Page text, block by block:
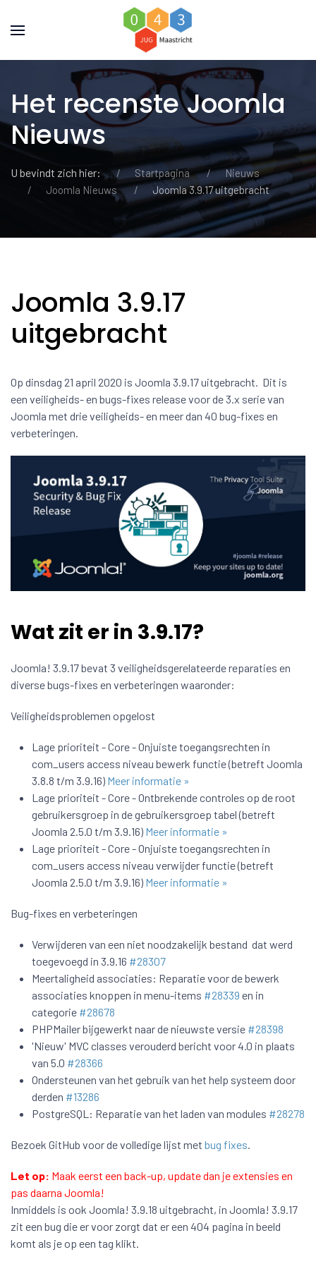
Het recenste Joomla
Nieuws
U bevindt zich hier: Startpagina
Nieuws
Joomla Nieuws
Joomla 3.9.17 uitgebracht
Joomla 3.9.17
uitgebracht
Op dinsdag 21 april 2020 is Joomla 3.9.17 uitgebracht. Dit is
een veiligheids- en bugs-fixes release voor de 3.x serie van
Joomla met drie veiligheids- en meer dan 40 bug-fixes en
verbeteringen.
Wat zit er in 3.9.17?
Joomla! 3.9.17 bevat 3 veiligheidsgerelateerde reparaties en
diverse bugs-fixes en verbeteringen waaronder:
Veiligheidsproblemen opgelost
Lage prioriteit - Core - Onjuiste toegangsrechten in
com_users access niveau bewerk functie (betreft Joomla
3.8.8 t/m 3.9.16) Meer informatie »
Lage prioriteit - Core - Ontbrekende controles op de root
gebruikersgroep in de gebruikersgroep tabel (betreft
Joomla 2.5.0 t/m 3.9.16) Meer informatie »
Lage prioriteit - Core - Onjuiste toegangsrechten in
com_users access niveau verwijder functie (betreft
Joomla 2.5.0 t/m 3.9.16) Meer informatie »
Bug-fixes en verbeteringen
Verwijderen van een niet noodzakelijk bestand dat werd
toegevoegd in 3.9.16 #28307
Meertaligheid associaties: Reparatie voor de bewerk
associaties knoppen in menu-items #28339 en in
categorie #28678
PHPMailer bijgewerkt naar de nieuwste versie #28398
'Nieuw' MVC classes verouderd bericht voor 4.0 in plaats
van 5.0 #28366
Ondersteunen van het gebruik van het help systeem door
derden #13286
PostgreSQL: Reparatie van het laden van modules #28278
Bezoek GitHub voor de volledige lijst met bug fixes.
Let op: Maak eerst een back-up, update dan je extensies en
pas daarna Joomla!
Inmiddels is ook Joomla! 3.9.18 uitgebracht, in Joomla! 3.9.17
zit een bug die er voor zorgt dat er een 404 pagina in beeld
komt als je op een tag klikt.